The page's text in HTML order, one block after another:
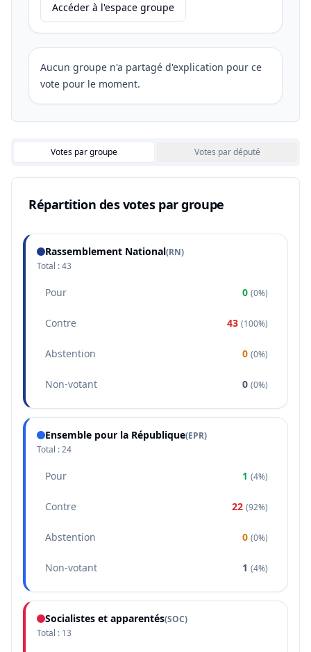
Accéder à l'espace groupe
Aucun groupe n'a partagé d'explication pour ce
vote pour le moment.
Votes par groupe Votes par député
Répartition des votes par groupe
Rassemblement National(RN)
Total :43
Pour 0 (0%)
Contre 43 (100%)
Abstention 0 (0%)
Non-votant 0 (0%)
Ensemble pour la République(EPR)
Total :24
Pour 1 (4%)
Contre 22 (92%)
Abstention 0 (0%)
Non-votant 1 (4%)
Socialistes et apparentés(SOC)
Total : 13